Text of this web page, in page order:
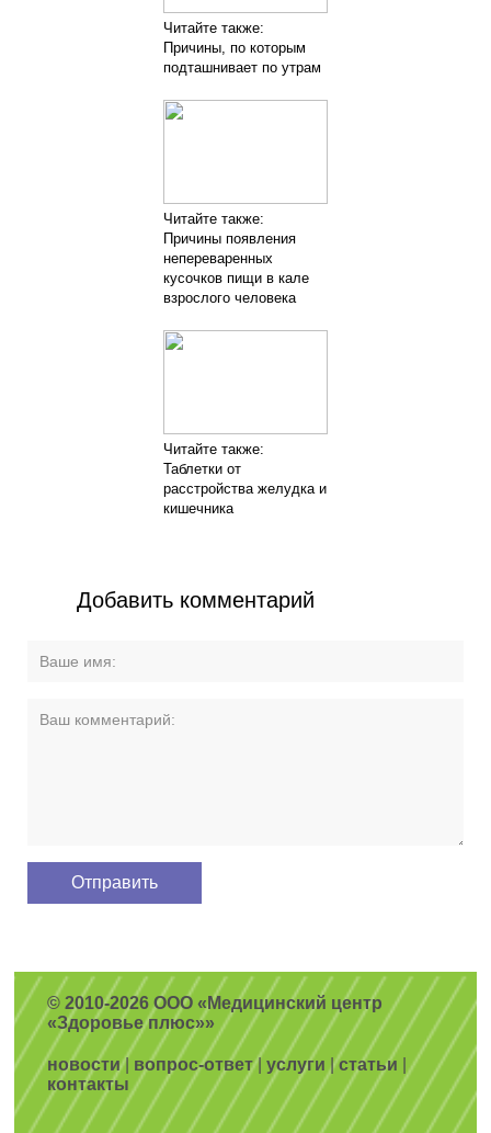
Читайте также:
Причины, по которым
подташнивает по утрам
Читайте также:
Причины появления
непереваренных
кусочков пищи в кале
взрослого человека
Читайте также:
Таблетки от
расстройства желудка и
кишечника
Добавить комментарий
© 2010-2026 ООО «Медицинский центр
«Здоровье плюс»»
новости| вопрос-ответ|услуги |статьи
контакты